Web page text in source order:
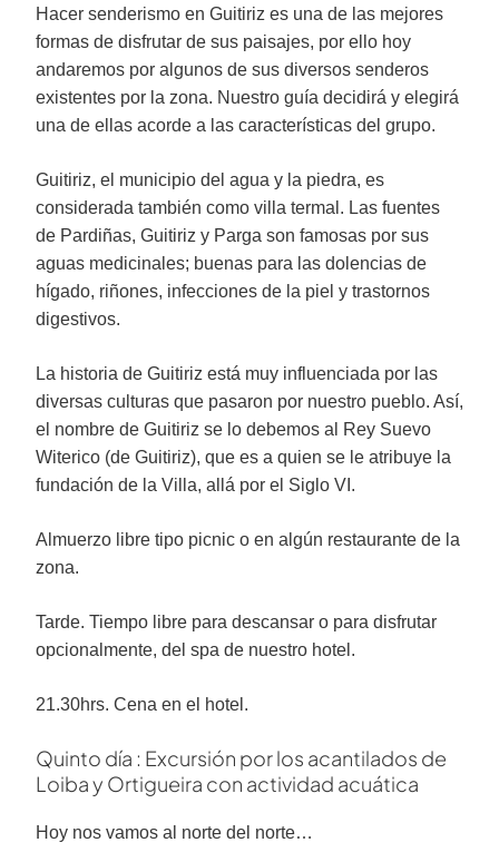
Hacer senderismo en Guitiriz es una de las mejores
formas de disfrutar de sus paisajes, por ello hoy
andaremos por algunos de sus diversos senderos
existentes por la zona. Nuestro guía decidirá y elegirá
una de ellas acorde a las características del grupo.
Guitiriz, el municipio del agua y la piedra, es
considerada también como villa termal. Las fuentes
de Pardiñas, Guitiriz y Parga son famosas por sus
aguas medicinales; buenas para las dolencias de
hígado, riñones, infecciones de la piel y trastornos
digestivos.
La historia de Guitiriz está muy influenciada por las
diversas culturas que pasaron por nuestro pueblo. Así,
el nombre de Guitiriz se lo debemos al Rey Suevo
Witerico (de Guitiriz), que es a quien se le atribuye la
fundación de la Villa, allá por el Siglo VI.
Almuerzo libre tipo picnic o en algún restaurante de la
zona.
Tarde. Tiempo libre para descansar o para disfrutar
opcionalmente, del spa de nuestro hotel.
21.30hrs. Cena en el hotel.
Quinto día : Excursión por los acantilados de
Loiba y Ortigueira con actividad acuática
Hoy nos vamos al norte del norte…